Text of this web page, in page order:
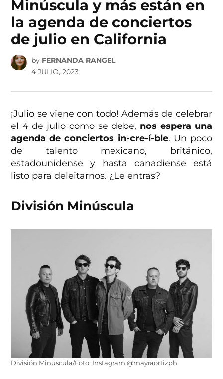
Minúscula y más están en
la agenda de conciertos
de julio en California
by FERNANDA RANGEL
4 JULIO, 2023
¡Julio se viene con todo! Además de celebrar
el 4 de julio como se debe, nos espera una
agenda de conciertos in-cre-í-ble. Un poco
de talento mexicano, británico,
estadounidense y hasta canadiense está
listo para deleitarnos. ¿Le entras?
División Minúscula
División Minúscula/Foto: Instagram @mayraortizph